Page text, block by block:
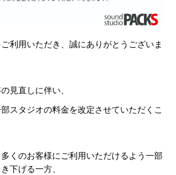
利用いただき、誠にありがとうございま
見直しに伴い、
スタジオの料金を改定させていただくこ
くのお客様にご利用いただけるよう一部
下げる一方、